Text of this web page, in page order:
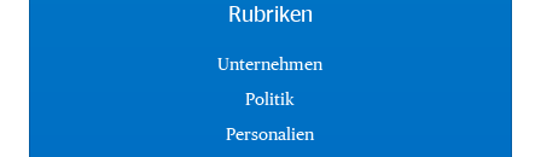
Rubriken
Unternehmen
Politik
Personalien